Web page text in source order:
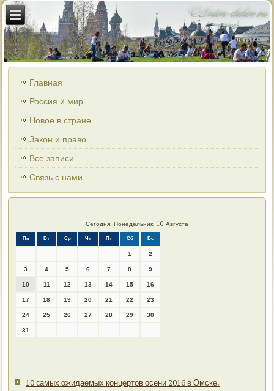
Главная
Россия и мир
Новое в стране
Закон и право
Все записи
Связь с нами
Сегодня: Понедельник, 10 Августа
Пн Вт Ср Чт Пт Сб Вс
1 2
3 4 5 6 7 8 9
10 11 12 13 14 15 16
17 18 19 20 21 22 23
24 25 26 27 28 29 30
31
10 cамых ожидаемых концертов осени 2016 в Омске.